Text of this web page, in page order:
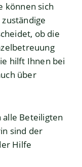
können sich
ob die
hilft Ihnen bei
über
Beteiligten
sind der
Hilfe